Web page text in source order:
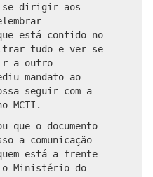
se dirigir aos
está contido no
tudo e ver se
a outro
mandato ao
seguir com a
MCTI.
que o documento
a comunicação
está a frente
Ministério do